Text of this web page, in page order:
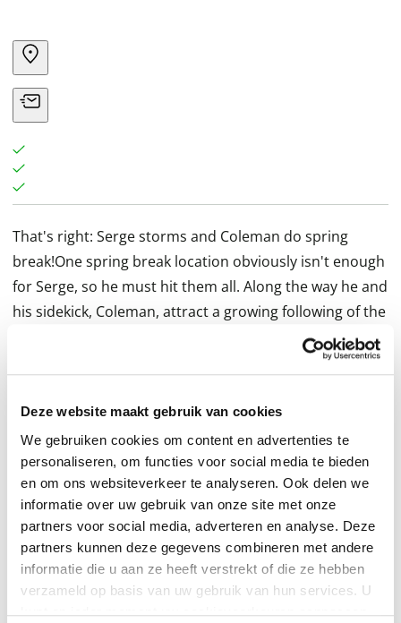
Deze website maakt gebruik van cookies
We gebruiken cookies om content en advertenties te
personaliseren, om functies voor social media te bieden
en om ons websiteverkeer te analyseren. Ook delen we
informatie over uw gebruik van onze site met onze
partners voor social media, adverteren en analyse. Deze
partners kunnen deze gegevens combineren met andere
informatie die u aan ze heeft verstrekt of die ze hebben
verzameld op basis van uw gebruik van hun services. U
kunt op ieder moment uw cookievoorkeuren aanpassen
That's right: Serge storms and Coleman do spring
break!One spring break location obviously isn't enough
for Serge, so he must hit them all. Along the way he and
his sidekick, Coleman, attract a growing following of the
nation's top college students . . . and a mysterious gang
that leaves a trail of young bodies in its wake.After
anything-goes eighties is suddenly back in the news . . .
along with one of the state's most psychotic homicidal
monsters, every bit as criminally insane as Serge—
except without the morals.The mysteries continue to
mount: How did Coleman end up with even more
disciples than Serge? Can kids successfully climb fences
while carrying pizzas? Will Serge survive the carnage,
armed with a GPS and a kiddie pool?Pack the cooler,
load the car, and head to where the water is warm for a